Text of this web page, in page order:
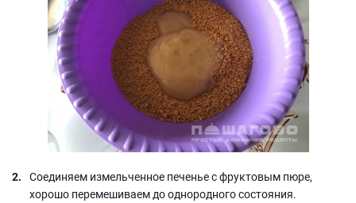
Соединяем измельченное печенье с фруктовым пюре,
хорошо перемешиваем до однородного состояния.